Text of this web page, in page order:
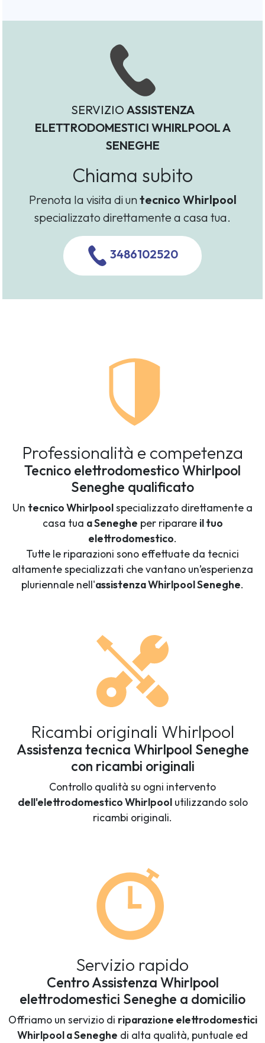
SERVIZIO ASSISTENZA
ELETTRODOMESTICI WHIRLPOOL A
SENEGHE
Chiama subito
Prenota la visita di untecnico Whirlpool
specializzato direttamente a casa tua.
3486102520
Professionalità e competenza
Tecnico elettrodomestico Whirlpool
Seneghe qualificato
Un tecnico Whirlpoolspecializzato direttamente a
casa tua a Seneghe per riparare il tuo
elettrodomestico.
Tutte le riparazioni sono effettuate da tecnici
altamente specializzati che vantano un’esperienza
pluriennale nell'assistenza Whirlpool Seneghe.
Ricambi originali Whirlpool
Assistenza tecnica Whirlpool Seneghe
con ricambi originali
Controllo qualità su ogni intervento
dell'elettrodomestico Whirlpoolutilizzando solo
ricambi originali.
Servizio rapido
Centro Assistenza Whirlpool
elettrodomestici Seneghe a domicilio
Offriamo un servizio di riparazione elettrodomestici
Whirlpool a Seneghe di alta qualità, puntuale ed